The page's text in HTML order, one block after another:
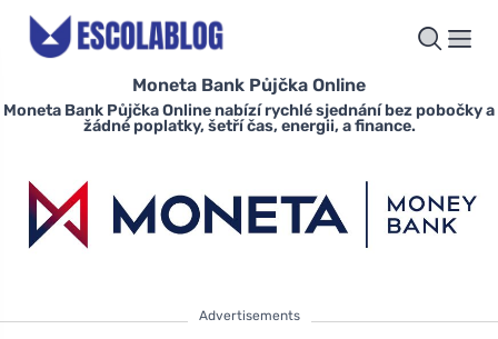
Moneta Bank Půjčka Online
Moneta Bank Půjčka Online nabízí rychlé sjednání bez pobočky a
žádné poplatky, šetří čas, energii, a finance.
Advertisements